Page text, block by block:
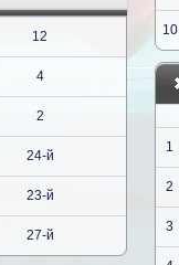
12
4
2
24-й
23-й
27-й
10
1
2
3